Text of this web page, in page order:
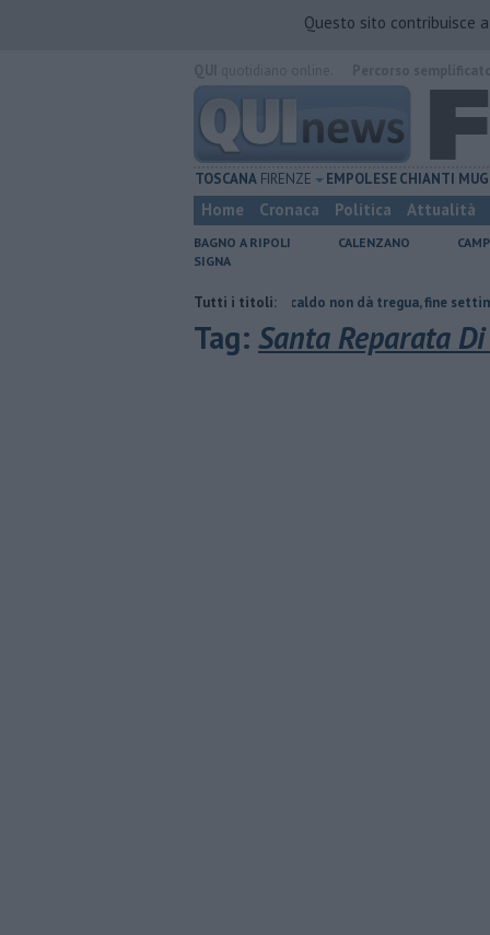
Questo sito contribuisce
TOSCANA FIRENZE EMPOLESECHIANTI
Home Cronaca Politica Attualità
BAGNO A RIPOLI CALENZANO
SIGNA
Tutti i titoli:
Il grande caldo non dà tregua, fine settimana
Tag: Santa Reparata